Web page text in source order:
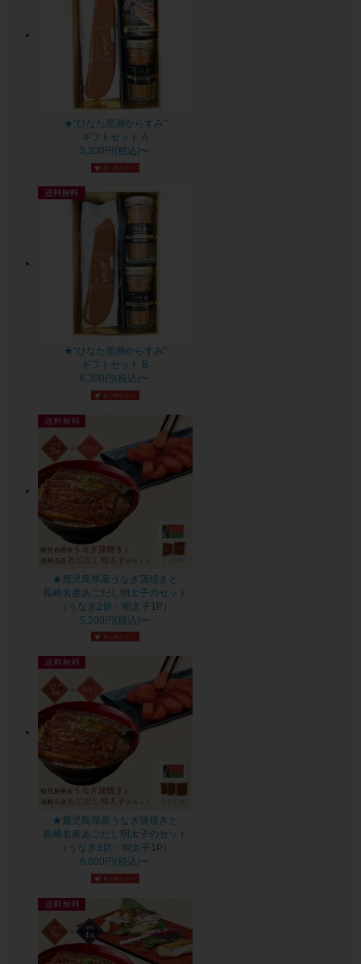
★"ひなた黒潮からすみ"
ギフトセット A
5,200円(税込)〜
★"ひなた黒潮からすみ"
ギフトセット B
6,300円(税込)〜
★鹿児島県産うなぎ蒲焼きと
長崎名産あごだし明太子のセット
（うなぎ2切・明太子1P）
5,200円(税込)〜
★鹿児島県産うなぎ蒲焼きと
長崎名産あごだし明太子のセット
（うなぎ3切・明太子1P）
6,800円(税込)〜